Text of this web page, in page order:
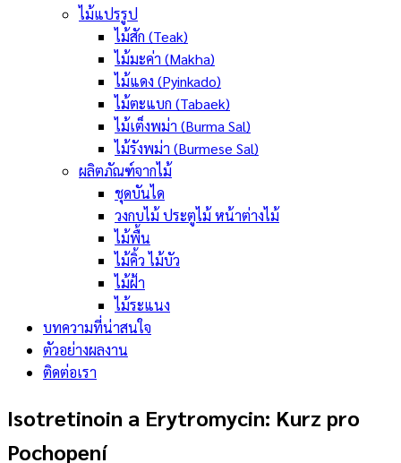
ไม้แปรรูป
ไม้สัก (Teak)
ไม้มะค่า (Makha)
ไม้แดง (Pyinkado)
ไม้ตะแบก (Tabaek)
ไม้เต็งพม่า (Burma Sal)
ไม้รังพม่า (Burmese Sal)
ผลิตภัณฑ์จากไม้
ชุดบันได
วงกบไม้ ประตูไม้ หน้าต่างไม้
ไม้พื้น
ไม้คิ้ว ไม้บัว
ไม้ฝ้า
ไม้ระแนง
บทความที่น่าสนใจ
ตัวอย่างผลงาน
ติดต่อเรา
Isotretinoin a Erytromycin: Kurz pro
Pochopení